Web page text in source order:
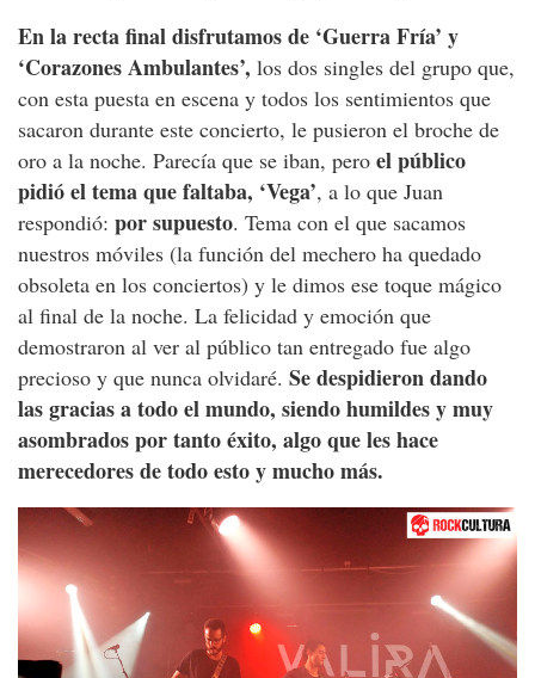
En la recta final disfrutamos de ‘Guerra Fría’ y
‘Corazones Ambulantes’, los dos singles del grupo que,
con esta puesta en escena y todos los sentimientos que
sacaron durante este concierto, le pusieron el broche de
oro a la noche. Parecía que se iban, pero el público
pidió el tema que faltaba, ‘Vega’, a lo que Juan
respondió: por supuesto. Tema con el que sacamos
nuestros móviles (la función del mechero ha quedado
obsoleta en los conciertos) y le dimos ese toque mágico
al final de la noche. La felicidad y emoción que
demostraron al ver al público tan entregado fue algo
precioso y que nunca olvidaré. Se despidieron dando
las gracias a todo el mundo, siendo humildes y muy
asombrados por tanto éxito, algo que les hace
merecedores de todo esto y mucho más.